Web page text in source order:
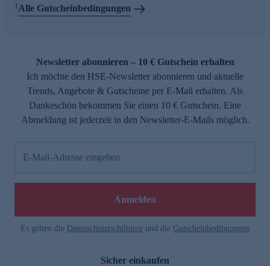
1Alle Gutscheinbedingungen
Newsletter abonnieren – 10 € Gutschein erhalten
Ich möchte den HSE-Newsletter abonnieren und aktuelle
Trends, Angebote & Gutscheine per E-Mail erhalten. Als
Dankeschön bekommen Sie einen 10 € Gutschein. Eine
Abmeldung ist jederzeit in den Newsletter-E-Mails möglich.
E-Mail-Adresse eingeben
Anmelden
Es gelten die Datenschutzrichtlinien und die Gutscheinbedingungen
Sicher einkaufen